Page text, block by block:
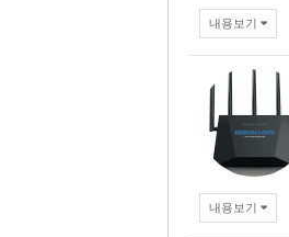
내용보기
내용보기